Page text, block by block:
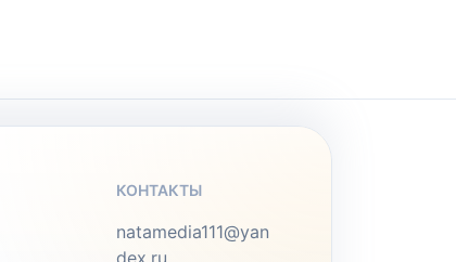
КОНТАКТЫ
natamedia111@yan
dex.ru